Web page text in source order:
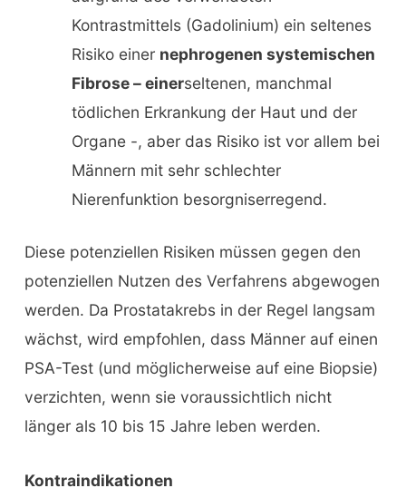
Kontrastmittels (Gadolinium) ein seltenes
Risiko einer nephrogenen systemischen
Fibrose – einerseltenen, manchmal
tödlichen Erkrankung der Haut und der
Organe -, aber das Risiko ist vor allem bei
Männern mit sehr schlechter
Nierenfunktion besorgniserregend.
Diese potenziellen Risiken müssen gegen den
potenziellen Nutzen des Verfahrens abgewogen
werden. Da Prostatakrebs in der Regel langsam
wächst, wird empfohlen, dass Männer auf einen
PSA-Test (und möglicherweise auf eine Biopsie)
verzichten, wenn sie voraussichtlich nicht
länger als 10 bis 15 Jahre leben werden.
Kontraindikationen